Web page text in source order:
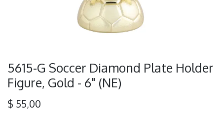
5615-G Soccer Diamond Plate Holder
Figure, Gold - 6" (NE)
$ 55,00